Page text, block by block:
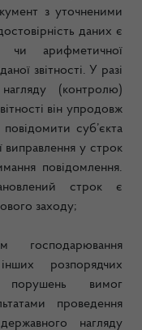
з уточненими
даних є
чи арифметичної
звітності. У разі
(контролю)
він упродовж
суб’єкта
виправлення у строк
повідомлення.
строк є
заходу;
господарювання
розпорядчих
вимог
проведення
нагляду